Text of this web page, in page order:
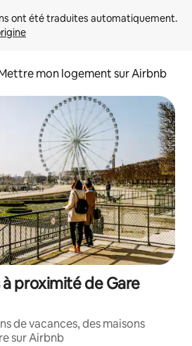
mon logement sur Airbnb
proximité de Gare
de vacances, des maisons
sur Airbnb